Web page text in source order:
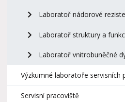
Laboratoř nádorové
Laboratoř struktury a
Laboratoř vnitrobuněčné
Výzkumné laboratoře servisních
Servisní pracoviště